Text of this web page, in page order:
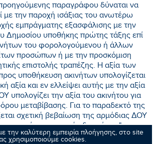
την καλύτερη εμπειρία πλοήγησης, στο site
χρησιμοποιούμε cookies.
παραγράφου δύναται να
με την παροχή ισάξιας του ανωτέρω
εμπράγματης εξασφάλισης με την
Δημοσίου υποθήκης πρώτης τάξης επί
του φορολογούμενου ή άλλων
προσώπων ή με την προσκόμιση
επιστολής τραπέζης. Η αξία των
υποθήκευση ακινήτων υπολογίζεται
αξία και εν ελλείψει αυτής με την αξία
υπολογίζει την αξία του ακινήτου για
μεταβίβασης. Για το παραδεκτό της
σχετική βεβαίωση της αρμόδιας ΔΟΥ
της αρχικής δικασίμου."